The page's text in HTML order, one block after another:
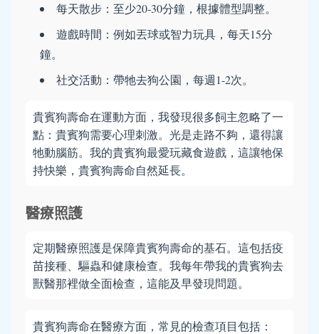
每天散步：至少20-30分鐘，根據體型調整。
遊戲時間：例如丟球或智力玩具，每天15分
鐘。
社交活動：帶牠去狗公園，每週1-2次。
貴賓狗壽命在運動方面，我發現很多飼主忽略了一
點：貴賓狗需要心理刺激。光是走路不夠，還得讓
牠動腦筋。我的貴賓狗最愛玩藏食遊戲，這讓牠保
持快樂，貴賓狗壽命自然延長。
醫療照護
定期醫療照護是保障貴賓狗壽命的基石。這包括疫
苗接種、驅蟲和健康檢查。我每年帶我的貴賓狗去
獸醫那裡做全面檢查，這能及早發現問題。
貴賓狗壽命在醫療方面，常見的檢查項目包括：